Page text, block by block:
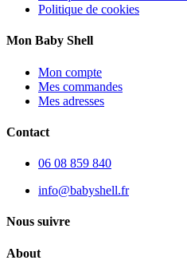
Politique de cookies
Mon Baby Shell
Mon compte
Mes commandes
Mes adresses
Contact
06 08 859 840
info@babyshell.fr
Nous suivre
About